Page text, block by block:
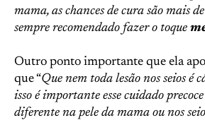
mama, as chances de cura são mais
sempre recomendado fazer o toque
Outro ponto importante que ela
que “Que nem toda lesão nos seios é
isso é importante esse cuidado
diferente na pele da mama ou nos